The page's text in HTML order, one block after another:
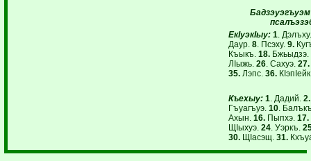
ЕкIуэкIыу: 1 .
Даур. 8. Псэху. 9.
Къыкъ. 18.Бжьыдзэ.
ЛIыжь. 26. Сахуэ. 27.
35.Лэпс. 36.
Къехыу: 1 . Дадий. 2.
Гъуагъуэ. 10.
Ахын. 16.Пыпхэ. 17.
ЩIыхуэ. 24. Уэркъ.
30.ЩIасэщ. 31.